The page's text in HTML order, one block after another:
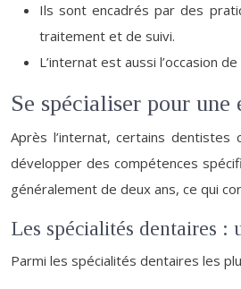
Ils sont encadrés par des
traitement et de suivi.
L’internat est aussi l’occasion
Se spécialiser pour une
Après l’internat, certains
développer des compétences
généralement de deux ans, ce qui
Les spécialités dentaires :
Parmi les spécialités dentaires les